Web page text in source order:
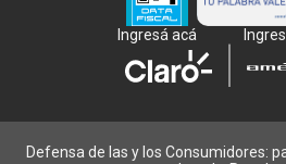
Ingresá acá
Defensa de las y los Consumidores: